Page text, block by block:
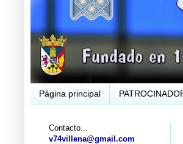
Página principal
(ALICANTE) ... V-74
Contacto...
v74villena@gmail.com